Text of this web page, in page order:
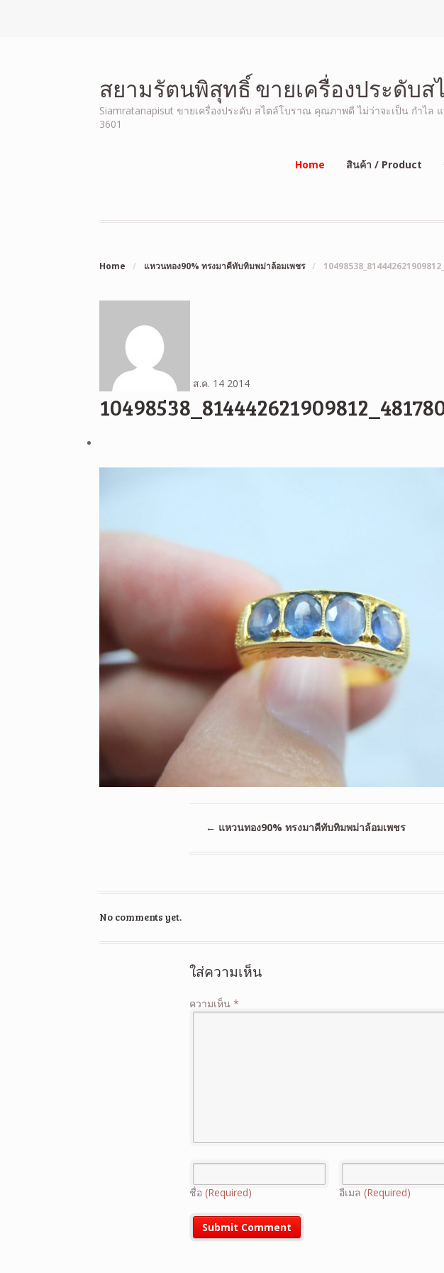
สยามรัตนพิสุทธิ์ ขายเครื่องประดับ
Siamratanapisut ขายเครื่องประดับ สไตล์โบราณ คุณภาพดี ไม่ว่าจะเป็น กำไล
3601
Home สินค้า / Product
Home / แหวนทอง90% ทรงมาคีทับทิมพม่าล้อมเพชร /
ส.ค. 14 2014
← แหวนทอง90% ทรงมาคีทับทิมพม่าล้อมเพชร
No comments yet.
ใส่ความเห็น
ความเห็น*
ชื่อ(Required) อีเมล (Required)